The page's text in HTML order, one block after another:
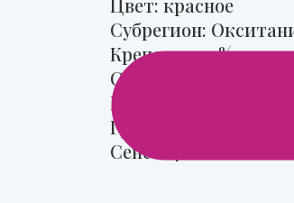
Цвет: красное
Субрегион:
Крепость: 14%
Сахар: сухое
Регион: Лангедок
Гренаш: 60%
Сенсо: 40%